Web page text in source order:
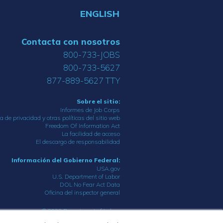
ENGLISH
Contacta con nosotros
800-733-JOBS
800-733-5627
877-889-5627 TTY
Sobre el sitio:
Informes de Job Corps
de privacidad y otras políticas del sitio web
Freedom Of Information Act
La facilidad de acceso
El descargo de responsabilidad
Información del Gobierno Federal:
USA.gov
U.S. Department of Labor
DOL No Fear Act Data
Oficina del inspector general
© 2023 Department of Labor.